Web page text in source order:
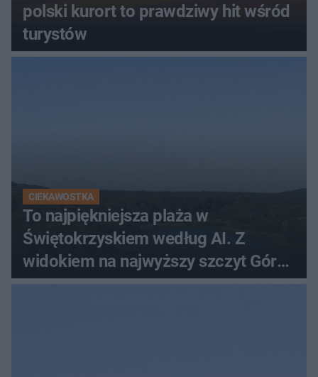
polski kurort to prawdziwy hit wśród
turystów
CIEKAWOSTKA
To najpiękniejsza plaża w
Świętokrzyskiem według AI. Z
widokiem na najwyższy szczyt Gór
Świętokrzyskich